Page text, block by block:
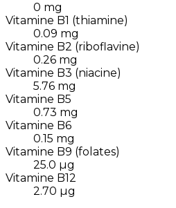
0 mg
Vitamine B1 (thiamine)
0.09 mg
Vitamine B2 (riboflavine)
0.26 mg
Vitamine B3 (niacine)
5.76 mg
Vitamine B5
0.73 mg
Vitamine B6
0.15 mg
Vitamine B9 (folates)
25.0 µg
Vitamine B12
2.70 µg